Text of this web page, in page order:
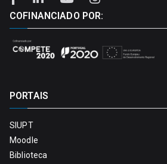
COFINANCIADO POR:
PORTAIS
SIUPT
Moodle
Biblioteca